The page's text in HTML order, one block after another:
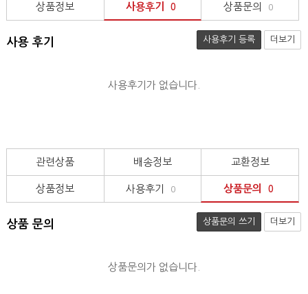
상품정보 사용후기 0 상품문의 0
사용 후기 사용후기 등록 더보기
사용후기가 없습니다.
관련상품 배송정보 교환정보
상품정보 사용후기 0 상품문의 0
상품 문의 상품문의 쓰기 더보기
상품문의가 없습니다.